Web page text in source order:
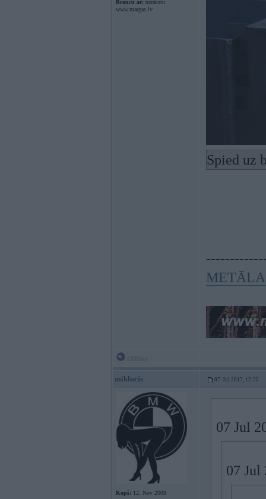
Braucu ar: uzrakstu
www.margas.lv
Spied uz
miklucis 07. Jul 2017, 12:25
Kopš: 12. Nov 2008
07 Jul
07 Jul